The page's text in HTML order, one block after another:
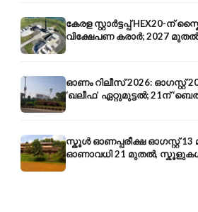
കേരള സ്റ്റാർട്ടപ്പ് HEX20-ന്
വിക്ഷേപണ കരാർ; 2027 മുതൽ
ഓണം റിലീസ് 2026: ഓഗസ്റ്റ്
‘ഖലീഫ’ ഏറ്റുമുട്ടൽ; 21ന്
സ്കൂൾ ഓണപ്പരീക്ഷ ഓഗസ്റ്റ് 13
ഓണാവധി 21 മുതൽ,